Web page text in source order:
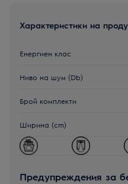
Характеристики на
Енергиен клас
Ниво на шум (Db)
Брой комплекти
Ширина (cm)
Предупреждения за